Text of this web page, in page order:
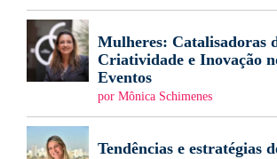
Mulheres: Catalisadoras
Criatividade e Inovação
Eventos
por Mônica Schimenes
Tendências e estratégias